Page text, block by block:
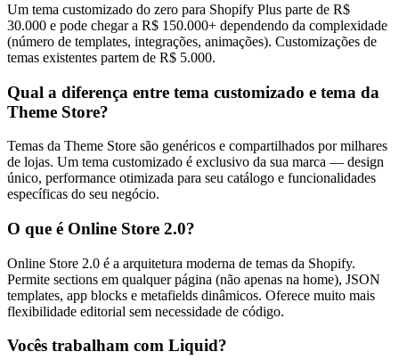
Um tema customizado do zero para Shopify Plus parte de R$
30.000 e pode chegar a R$ 150.000+ dependendo da complexidade
(número de templates, integrações, animações). Customizações de
temas existentes partem de R$ 5.000.
Qual a diferença entre tema customizado e tema da
Theme Store?
Temas da Theme Store são genéricos e compartilhados por milhares
de lojas. Um tema customizado é exclusivo da sua marca — design
único, performance otimizada para seu catálogo e funcionalidades
específicas do seu negócio.
O que é Online Store 2.0?
Online Store 2.0 é a arquitetura moderna de temas da Shopify.
Permite sections em qualquer página (não apenas na home), JSON
templates, app blocks e metafields dinâmicos. Oferece muito mais
flexibilidade editorial sem necessidade de código.
Vocês trabalham com Liquid?